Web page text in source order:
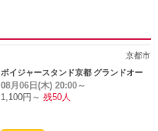
京都市
ボイジャースタンド京都 グランドオー
プン
08月06日(木) 20:00～
1,100円～ 残50人